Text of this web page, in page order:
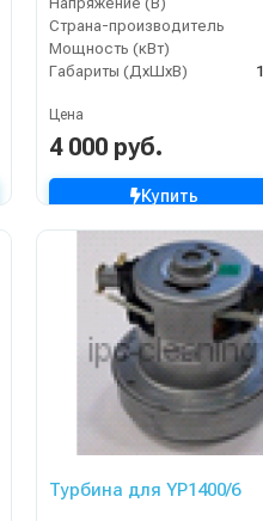
Страна-производитель
Мощность (кВт)
Габариты (ДхШхВ)
Цена
4 000 руб.
Купить
Турбина для YP1400/6